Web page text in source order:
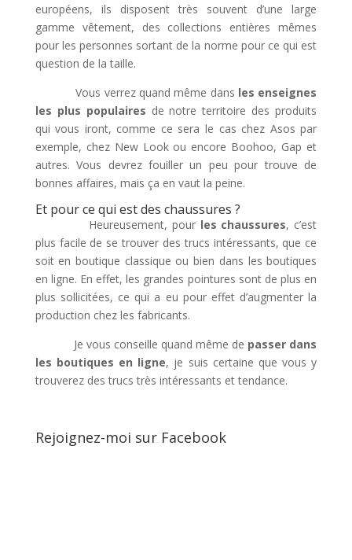
européens, ils disposent très souvent d’une large
gamme vêtement, des collections entières mêmes
pour les personnes sortant de la norme pour ce qui est
question de la taille.
Vous verrez quand même dans les enseignes
les plus populaires de notre territoire des produits
qui vous iront, comme ce sera le cas chez Asos par
exemple, chez New Look ou encore Boohoo, Gap et
autres. Vous devrez fouiller un peu pour trouve de
bonnes affaires, mais ça en vaut la peine.
Et pour ce qui est des chaussures ?
Heureusement, pour les chaussures, c’est
plus facile de se trouver des trucs intéressants, que ce
soit en boutique classique ou bien dans les boutiques
en ligne. En effet, les grandes pointures sont de plus en
plus sollicitées, ce qui a eu pour effet d’augmenter la
production chez les fabricants.
Je vous conseille quand même de passer dans
les boutiques en ligne, je suis certaine que vous y
trouverez des trucs très intéressants et tendance.
Rejoignez-moi sur Facebook